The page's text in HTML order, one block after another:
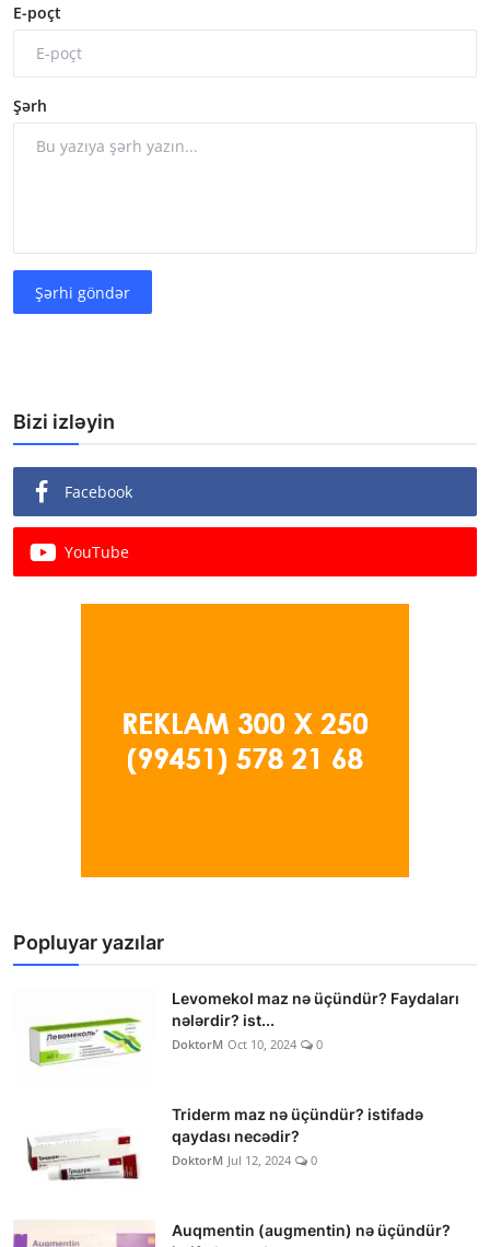
E-poçt
Şərh
Şərhi göndər
Bizi izləyin
Facebook
YouTube
Popluyar yazılar
Levomekol maz nə üçündür? Faydaları
nələrdir? ist...
DoktorM Oct 10, 2024 0
Triderm maz nə üçündür? istifadə
qaydası necədir?
DoktorM Jul 12, 2024 0
Auqmentin (augmentin) nə üçündür?